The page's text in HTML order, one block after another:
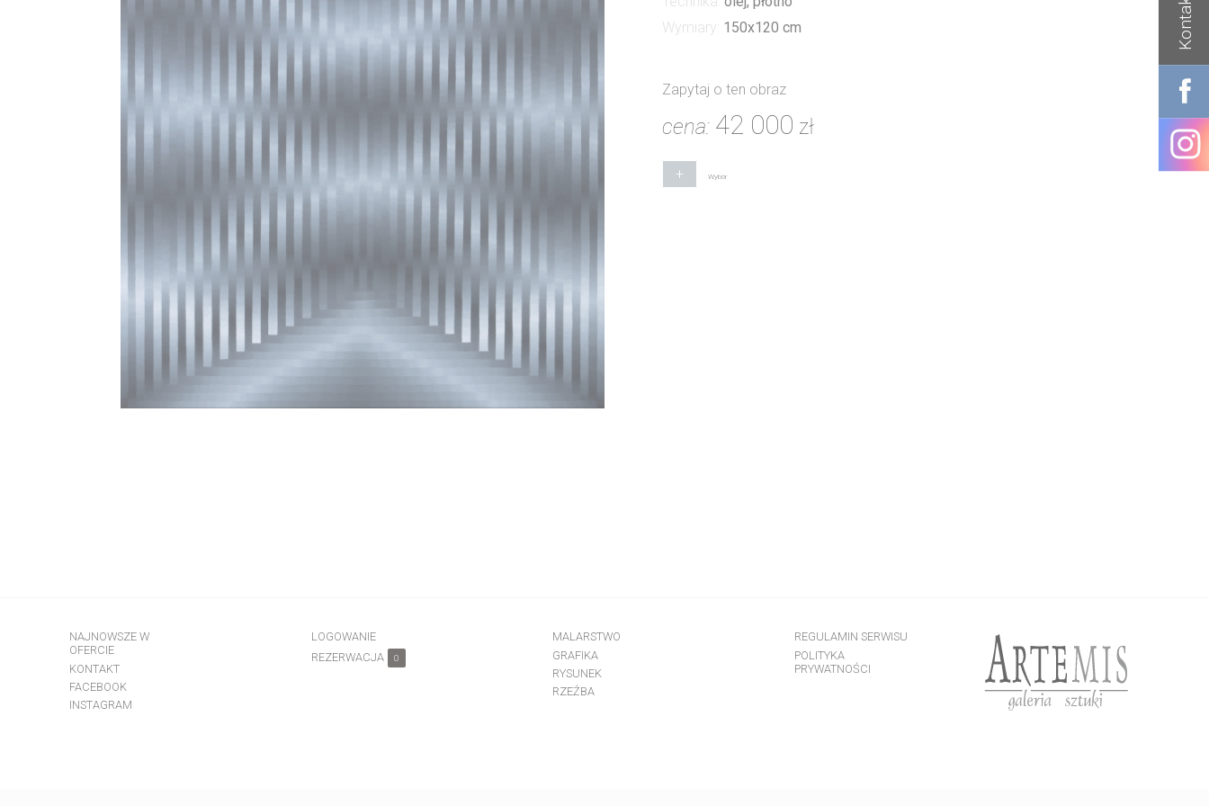
Wymiary: 150x120 cm
Zapytaj o ten obraz
cena: 42 000 zł
+ Wybór
NAJNOWSZE W
OFERCIE
KONTAKT
FACEBOOK
INSTAGRAM
LOGOWANIE
REZERWACJA
0
MALARSTWO
GRAFIKA
RYSUNEK
RZEŹBA
REGULAMIN SERWISU
POLITYKA
PRYWATNOŚCI
Kontakt